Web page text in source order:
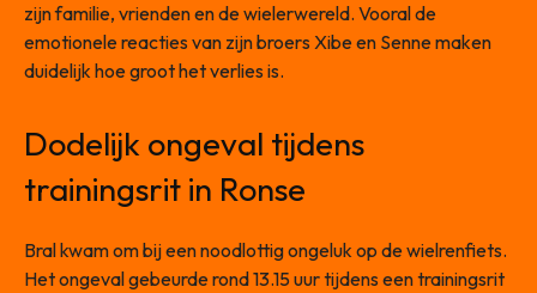
zijn familie, vrienden en de wielerwereld. Vooral de
emotionele reacties van zijn broers Xibe en Senne maken
duidelijk hoe groot het verlies is.
Dodelijk ongeval tijdens
trainingsrit in Ronse
Bral kwam om bij een noodlottig ongeluk op de wielrenfiets.
Het ongeval gebeurde rond 13.15 uur tijdens een trainingsrit